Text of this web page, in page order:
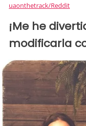
uaonthetrack/Reddit
¡Me he
modificarla